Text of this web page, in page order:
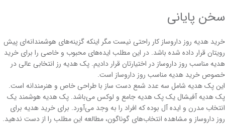
سخن پایانی
خرید هدیه روز داروساز کار راحتی نیست مگر اینکه گزینه‌های هوشمندانه‌ای پیش
رویتان قرار داده شده باشد. در این مطلب ایده‌های محبوب و خاصی را برای خرید
هدیه مناسب روز داروساز در اختیارتان قرار دادیم. پک هدیه رز انتخابی عالی در
خصوص خرید هدیه مناسب روز داروساز است.
این پک هدیه شامل سه عدد شمع دست ساز با طراحی خاص و هنرمندانه است.
پک هدیه آفیشال یک پک هدیه جامع و لوکس می‌باشد. پک هدیه هوشمند یک
انتخاب مدرن و ایده آل بوده که افراد را به وجد می‌آورد. برای خرید هدیه برای
روز داروساز و مشاهده انتخاب‌های گوناگون، مطالعه این مطلب را از دست ندهید.